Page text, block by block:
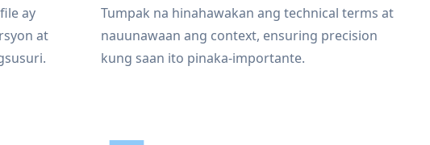
ay
at
Tumpak na hinahawakan ang technical terms at
nauunawaan ang context, ensuring precision
kung saan ito pinaka-importante.